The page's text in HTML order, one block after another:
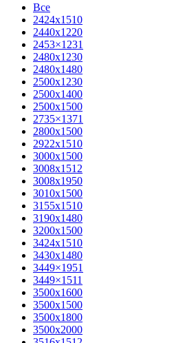
Все
2424х1510
2440х1220
2453×1231
2480х1230
2480х1480
2500х1230
2500х1400
2500х1500
2735×1371
2800х1500
2922х1510
3000х1500
3008х1512
3008х1950
3010х1500
3155х1510
3190х1480
3200х1500
3424х1510
3430х1480
3449×1951
3449×1511
3500x1600
3500х1500
3500х1800
3500х2000